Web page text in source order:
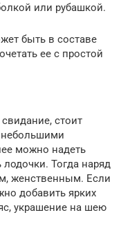
или рубашкой.
быть в составе
ее с простой
стоит
небольшими
можно надеть
Тогда наряд
женственным. Если
добавить ярких
украшение на шею